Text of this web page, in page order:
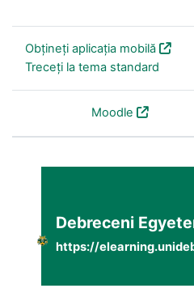
Obțineți aplicația mobilă
Treceți la tema standard
Moodle
Debreceni
https://